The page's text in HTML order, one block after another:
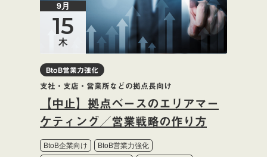
9月
15
木
BtoB営業力強化
支社・支店・営業所などの拠点長向け
【中止】拠点ベースのエリアマー
ケティング／営業戦略の作り方
BtoB企業向け
BtoB営業力強化